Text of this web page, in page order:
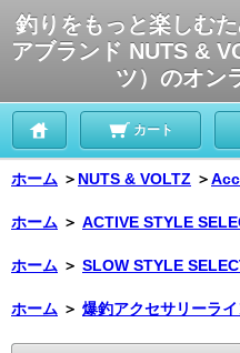
釣りをもっと楽しむ
アブランド NUTS &
ツ）のオン
カート
ホーム ＞ NUTS & VOLTZ ＞
ホーム ＞ ACTIVE STYLE
ホーム ＞ SLOW STYLE
ホーム ＞ 爆釣アクセサリーラ